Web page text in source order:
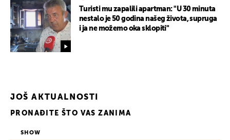
Turisti mu zapalili apartman: "U 30 minuta
nestalo je 50 godina našeg života, supruga
i ja ne možemo oka sklopiti"
JOŠ AKTUALNOSTI
PRONAĐITE ŠTO VAS ZANIMA
SHOW